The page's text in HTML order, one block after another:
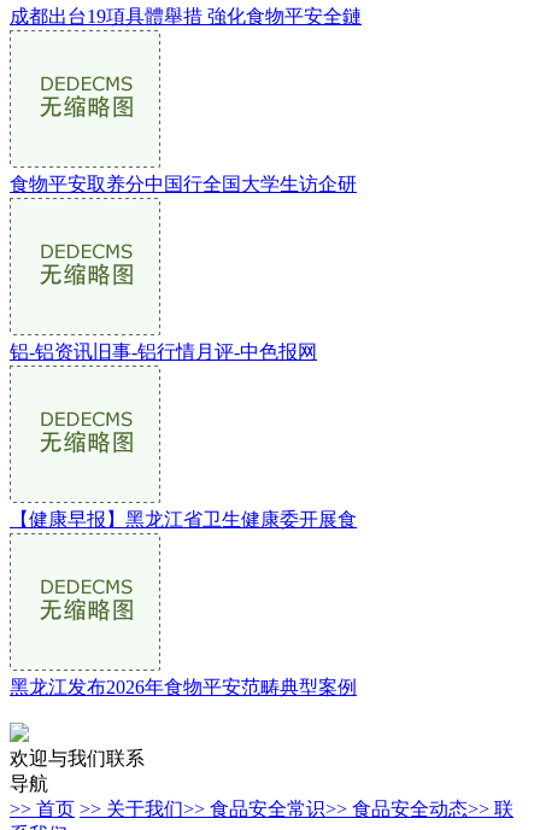
成都出台19項具體舉措 強化食物平安全鏈
食物平安取养分中国行全国大学生访企研
铝-铝资讯旧事-铝行情月评-中色报网
【健康早报】黑龙江省卫生健康委开展食
黑龙江发布2026年食物平安范畴典型案例
欢迎与我们联系
导航
>> 首页 >> 关于我们>> 食品安全常识>> 食品安全动态>> 联